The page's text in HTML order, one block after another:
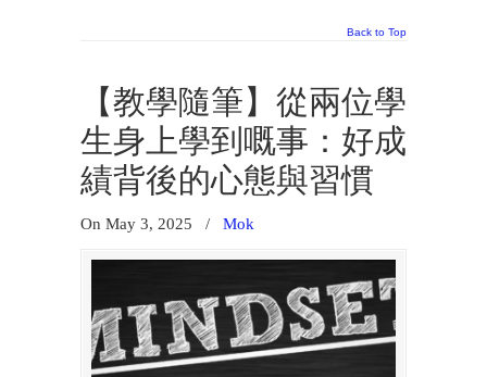
Back to Top
【教學隨筆】從兩位學
生身上學到嘅事：好成
績背後的心態與習慣
On May 3, 2025 / Mok